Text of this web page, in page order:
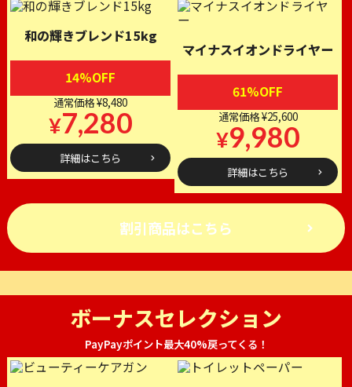
和の輝きブレンド15kg
14%OFF
通常価格 ¥8,480
¥7,280
詳細はこちら
マイナスイオンドライヤー
61%OFF
通常価格 ¥25,600
¥9,980
詳細はこちら
割引商品はこちら
ボーナスセレクション
PayPayポイント最大40%戻ってくる！